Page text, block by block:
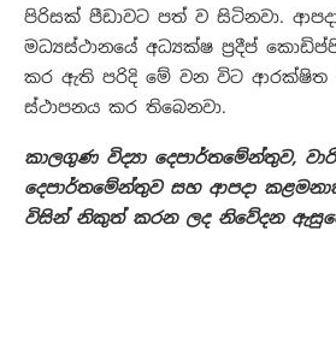
පිරිසක් පීඩාවට පත් ව සිටිනවා.
මධ්‍යස්ථානයේ අධ්‍යක්ෂ ප්‍රදීප්
කර ඇති පරිදි මේ වන විට ආරක්ෂිත
ස්ථාපනය කර තිබෙනවා.
කාලගුණ විද්‍යා දෙපාර්තමේන්තුව,
දෙපාර්තමේන්තුව සහ ආපදා
විසින් නිකුත් කරන ලද නිවේදන